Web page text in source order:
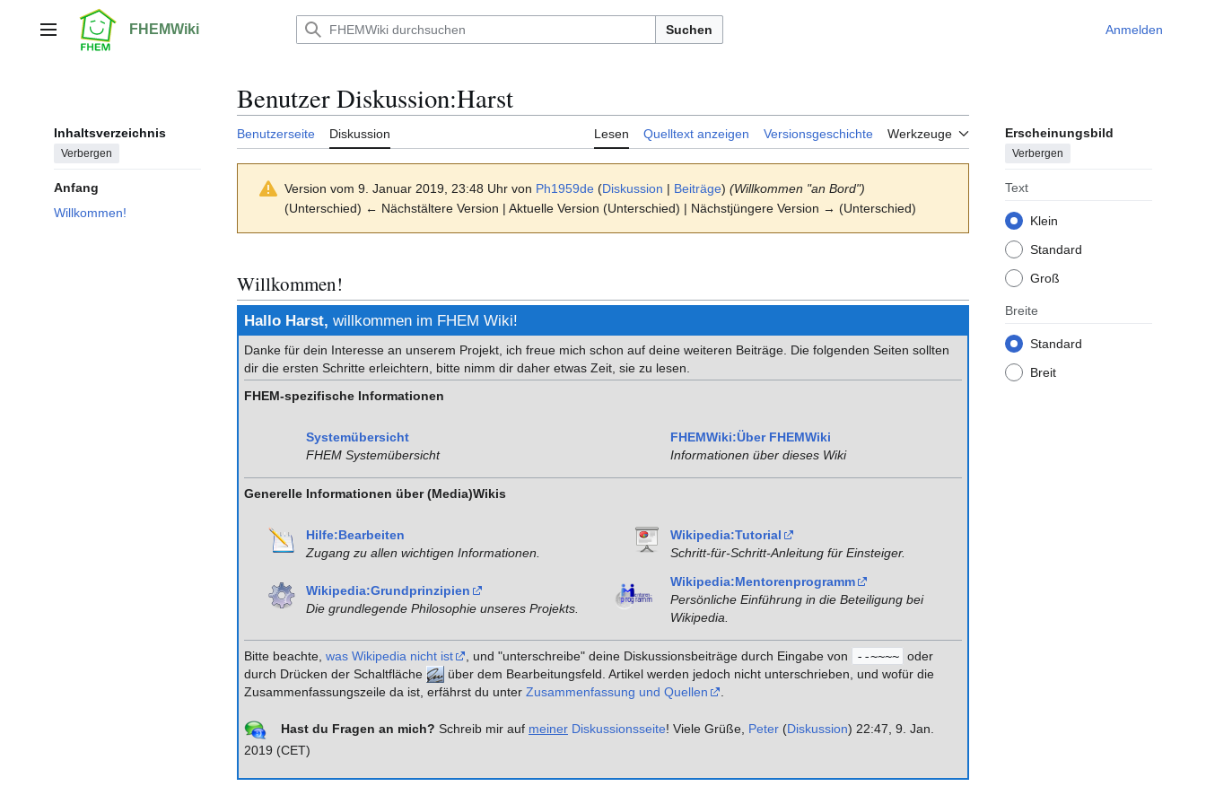
springenHauptmenü FHEMWiki Suchen Anmelden
Inhaltsverzeichnis
Verbergen
Anfang
Willkommen!
Benutzer Diskussion:Harst
Benutzerseite Diskussion Lesen Quelltext anzeigen Versionsgeschichte Werkzeuge Erscheinungsbild
Verbergen
Text
Klein
Standard
Groß
Breite
Standard
Breit
Version vom 9. Januar 2019, 23:48 Uhr von Ph1959de (Diskussion | Beiträge) (Willkommen "an Bord")
(Unterschied) ← Nächstältere Version | Aktuelle Version (Unterschied) | Nächstjüngere Version → (Unterschied)
Willkommen!
Hallo Harst, willkommen im FHEM Wiki!
Danke für dein Interesse an unserem Projekt, ich freue mich schon auf deine weiteren Beiträge. Die folgenden Seiten sollten
dir die ersten Schritte erleichtern, bitte nimm dir daher etwas Zeit, sie zu lesen.
FHEM-spezifische Informationen
Systemübersicht
FHEM Systemübersicht
FHEMWiki:Über FHEMWiki
Informationen über dieses Wiki
Generelle Informationen über (Media)Wikis
Hilfe:Bearbeiten
Zugang zu allen wichtigen Informationen.
Wikipedia:Tutorial
Schritt-für-Schritt-Anleitung für Einsteiger.
Wikipedia:Grundprinzipien
Die grundlegende Philosophie unseres Projekts.
Wikipedia:Mentorenprogramm
Persönliche Einführung in die Beteiligung bei
Wikipedia.
Bitte beachte, was Wikipedia nicht ist , und "unterschreibe" deine Diskussionsbeiträge durch Eingabe von --~~~~ oder
durch Drücken der Schaltfläche
über dem Bearbeitungsfeld. Artikel werden jedoch nicht unterschrieben, und wofür die
Zusammenfassungszeile da ist, erfährst du unter Zusammenfassung und Quellen .
Hast du Fragen an mich? Schreib mir auf meiner Diskussionsseite! Viele Grüße, Peter (Diskussion) 22:47, 9. Jan.
2019 (CET)